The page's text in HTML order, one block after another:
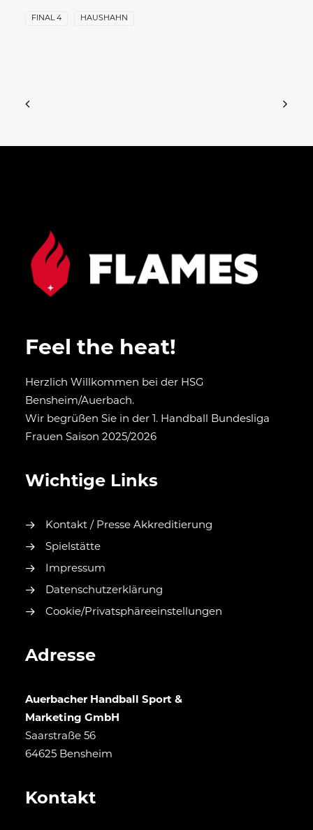
FINAL 4 HAUSHAHN
Feel the heat!
Herzlich Willkommen bei der HSG
Bensheim/Auerbach.
Wir begrüßen Sie in der 1. Handball Bundesliga
Frauen Saison 2025/2026
Wichtige Links
Kontakt / Presse Akkreditierung
Spielstätte
Impressum
Datenschutzerklärung
Cookie/Privatsphäreeinstellungen
Adresse
Auerbacher Handball Sport &
Marketing GmbH
Saarstraße 56
64625 Bensheim
Kontakt